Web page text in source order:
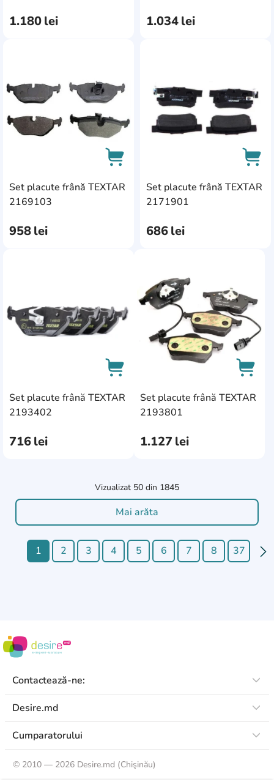
1.180lei 1.034lei
Set placute frână TEXTAR
2169103
958lei
AddCardToCart
Set placute frână TEXTAR
2171901
686lei
Set placute frână TEXTAR
2193402
716lei
AddCardToCart
Set placute frână TEXTAR
2193801
1.127lei
Vizualizat 50 din 1845
Mai arăta
1 2 3 4 5 6 7 8 37
Contactează-ne:
Desire.md
Cumparatorului
© 2010 — 2026 Desire.md (Chişinău)